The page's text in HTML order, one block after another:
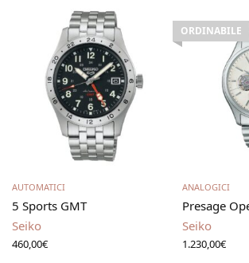
Aggiungi al carrello
AUTOMATICI
5 Sports GMT
Seiko
460,00€
ORDINABILE
ANALOGICI
Presage
Seiko
1.230,00€